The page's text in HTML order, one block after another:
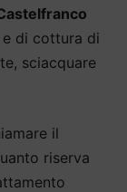
di cottura di
sciacquare
il
riserva